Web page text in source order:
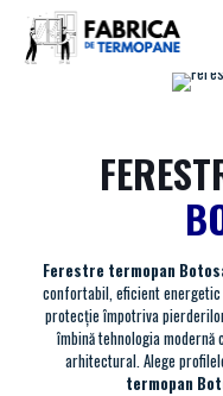
Ferestre termopan
confortabil, eficient
protecție împotriva
îmbină tehnologia
arhitectural. Alege
termopan